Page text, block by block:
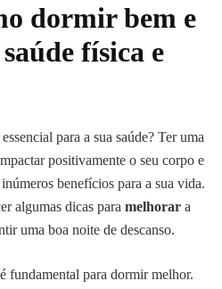
dormir bem e
física e
para a sua saúde? Ter uma
positivamente o seu corpo e
benefícios para a sua vida.
algumas dicas para melhorar a
uma boa noite de descanso.
fundamental para dormir melhor.